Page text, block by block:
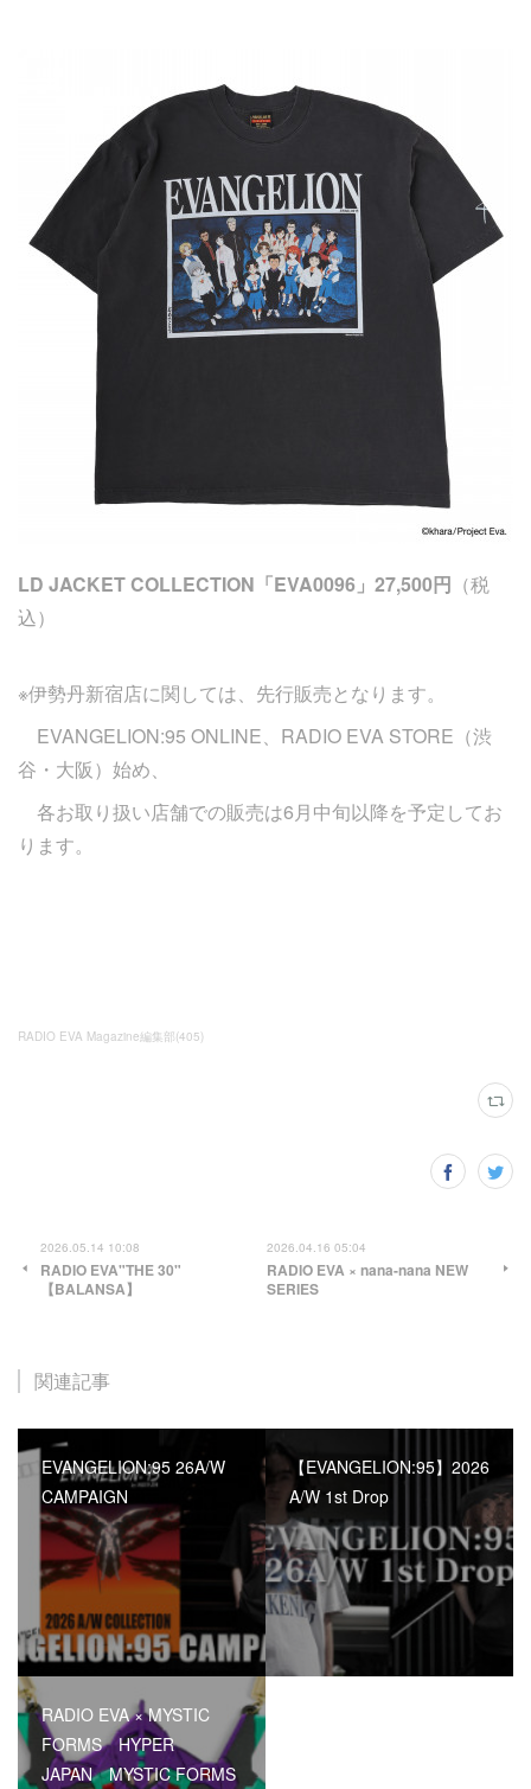
LD JACKET COLLECTION「EVA0096」27,500円 （税
込）
※伊勢丹新宿店に関しては、先行販売となります。
EVANGELION:95 ONLINE、RADIO EVA STORE（渋
谷・大阪）始め、
各お取り扱い店舗での販売は6月中旬以降を予定してお
ります。
RADIO EVA Magazine編集部(405)
2026.05.14 10:08
RADIO EVA"THE 30"
【BALANSA】
2026.04.16 05:04
RADIO EVA × nana-nana NEW
SERIES
関連記事
EVANGELION:95 26A/W
CAMPAIGN
【EVANGELION:95】2026
A/W 1st Drop
RADIO EVA × MYSTIC
FORMS HYPER
JAPAN MYSTIC FORMS